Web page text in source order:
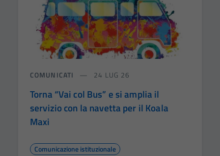
COMUNICATI 24 LUG 26
Torna “Vai col Bus” e si amplia il
servizio con la navetta per il Koala
Maxi
Comunicazione istituzionale